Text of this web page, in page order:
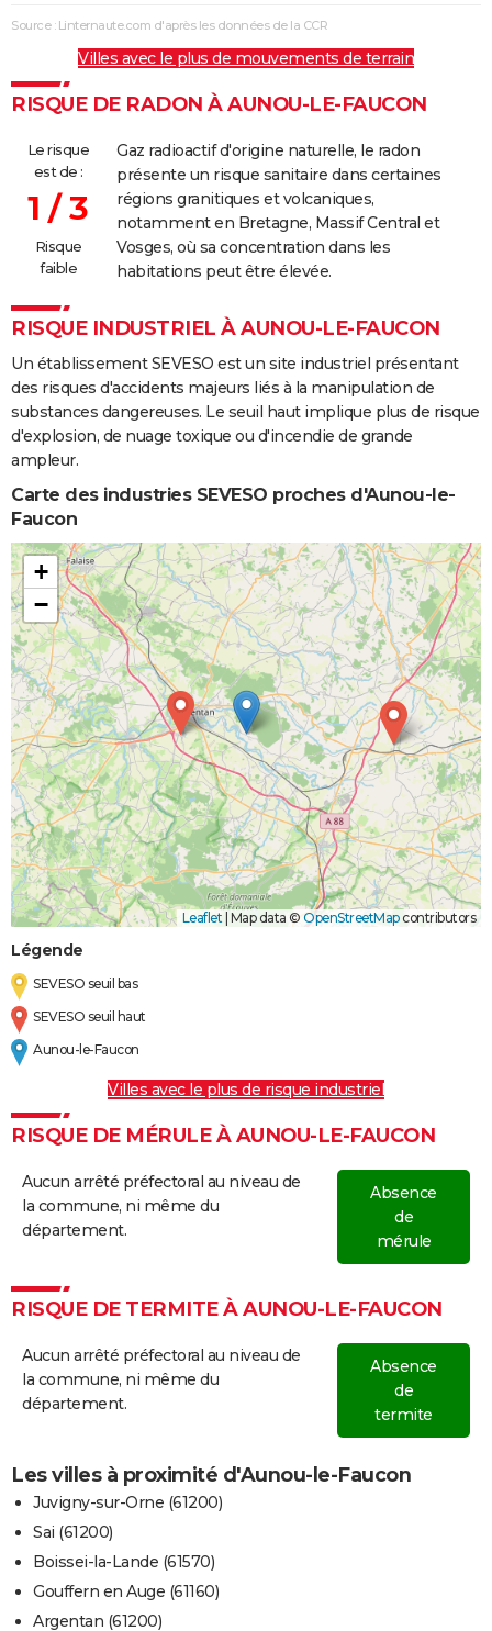
Source : Linternaute.com d'après les données de la CCR
Villes avec le plus de mouvements de terrain
RISQUE DE RADON À AUNOU-LE-FAUCON
Le risque
est de :
1 / 3
Risque
faible
Gaz radioactif d'origine naturelle, le radon
présente un risque sanitaire dans certaines
régions granitiques et volcaniques,
notamment en Bretagne, Massif Central et
Vosges, où sa concentration dans les
habitations peut être élevée.
RISQUE INDUSTRIEL À AUNOU-LE-FAUCON
Un établissement SEVESO est un site industriel présentant
des risques d'accidents majeurs liés à la manipulation de
substances dangereuses. Le seuil haut implique plus de risque
d'explosion, de nuage toxique ou d'incendie de grande
ampleur.
Carte des industries SEVESO proches d'Aunou-le-
Faucon
+
−
Leaflet Map data © OpenStreetMapcontributors
Légende
SEVESO seuil bas
SEVESO seuil haut
Aunou-le-Faucon
Villes avec le plus de risque industriel
RISQUE DE MÉRULE À AUNOU-LE-FAUCON
Aucun arrêté préfectoral au niveau de
la commune, ni même du
département.
Absence
de
mérule
RISQUE DE TERMITE À AUNOU-LE-FAUCON
Aucun arrêté préfectoral au niveau de
la commune, ni même du
département.
Absence
de
termite
Les villes à proximité d'Aunou-le-Faucon
Juvigny-sur-Orne (61200)
Sai (61200)
Boissei-la-Lande (61570)
Gouffern en Auge (61160)
Argentan (61200)